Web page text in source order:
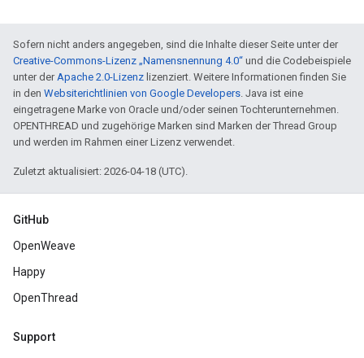
Sofern nicht anders angegeben, sind die Inhalte dieser Seite unter der
Creative-Commons-Lizenz „Namensnennung 4.0“ und die Codebeispiele
unter derApache 2.0-Lizenz lizenziert. Weitere Informationen finden Sie
in den Websiterichtlinien von Google Developers. Java ist eine
eingetragene Marke von Oracle und/oder seinen Tochterunternehmen.
OPENTHREAD und zugehörige Marken sind Marken der Thread Group
und werden im Rahmen einer Lizenz verwendet.
Zuletzt aktualisiert: 2026-04-18 (UTC).
GitHub
OpenWeave
Happy
OpenThread
Support